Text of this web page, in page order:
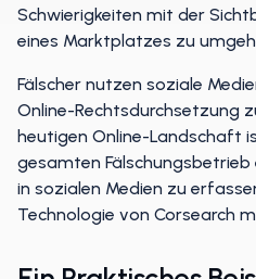
Schwierigkeiten mit der
eines Marktplatzes zu
Fälscher nutzen soziale
Online-Rechtsdurchsetzung
heutigen Online-Landschaft
gesamten Fälschungsbetrieb
in sozialen Medien zu
Technologie von Corsearch